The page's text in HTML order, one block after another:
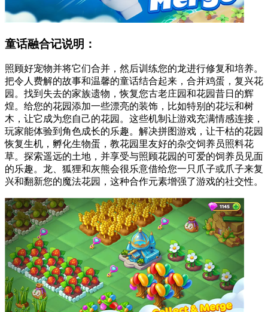
童话融合记说明：
照顾好宠物并将它们合并，然后训练您的龙进行修复和培养。
把令人费解的故事和温馨的童话结合起来，合并鸡蛋，复兴花
园。找到失去的家族遗物，恢复您古老庄园和花园昔日的辉
煌。给您的花园添加一些漂亮的装饰，比如特别的花坛和树
木，让它成为您自己的花园。这些机制让游戏充满情感连接，
玩家能体验到角色成长的乐趣。解决拼图游戏，让干枯的花园
恢复生机，孵化生物蛋，教花园里友好的杂交饲养员照料花
草。探索遥远的土地，并享受与照顾花园的可爱的饲养员见面
的乐趣。龙、狐狸和灰熊会很乐意借给您一只爪子或爪子来复
兴和翻新您的魔法花园，这种合作元素增强了游戏的社交性。